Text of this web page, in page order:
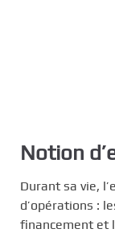
Notion
Durant sa vie,
d’opérations :
financement et